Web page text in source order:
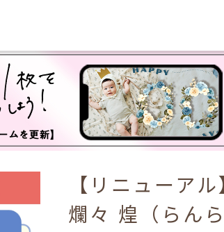
【リニューア
爛々 煌（らん